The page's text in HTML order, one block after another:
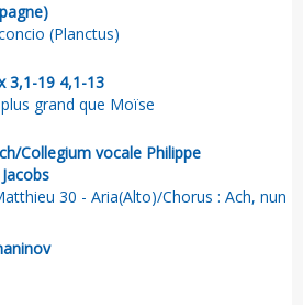
(Planctus)
3,1-19 4,1-13
grand que Moïse
Collegium vocale Philippe
30 - Aria(Alto)/Chorus : Ach, nun